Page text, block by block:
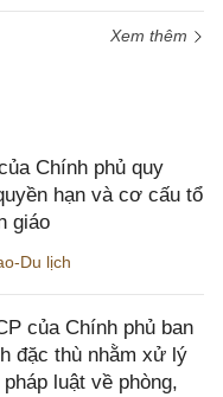
Xem thêm
Chính phủ quy
hạn và cơ cấu tổ
giáo
Du lịch
của Chính phủ ban
đặc thù nhằm xử lý
luật về phòng,